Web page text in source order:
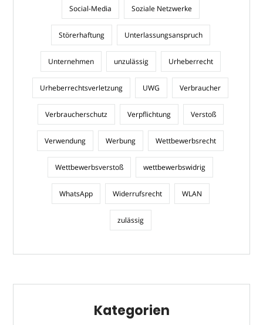
Social-Media Soziale Netzwerke
Störerhaftung Unterlassungsanspruch
Unternehmen unzulässig Urheberrecht
Urheberrechtsverletzung UWG Verbraucher
Verbraucherschutz Verpflichtung Verstoß
Verwendung Werbung Wettbewerbsrecht
Wettbewerbsverstoß wettbewerbswidrig
WhatsApp Widerrufsrecht WLAN
zulässig
Kategorien